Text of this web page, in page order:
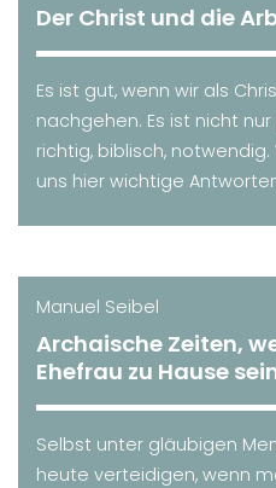
Der Christ und die
Es ist gut, wenn wir als
nachgehen. Es ist nicht
richtig, biblisch,
uns hier wichtige
Manuel Seibel
Archaische Zeiten,
Ehefrau zu Hause
Selbst unter gläubigen
heute verteidigen, wenn